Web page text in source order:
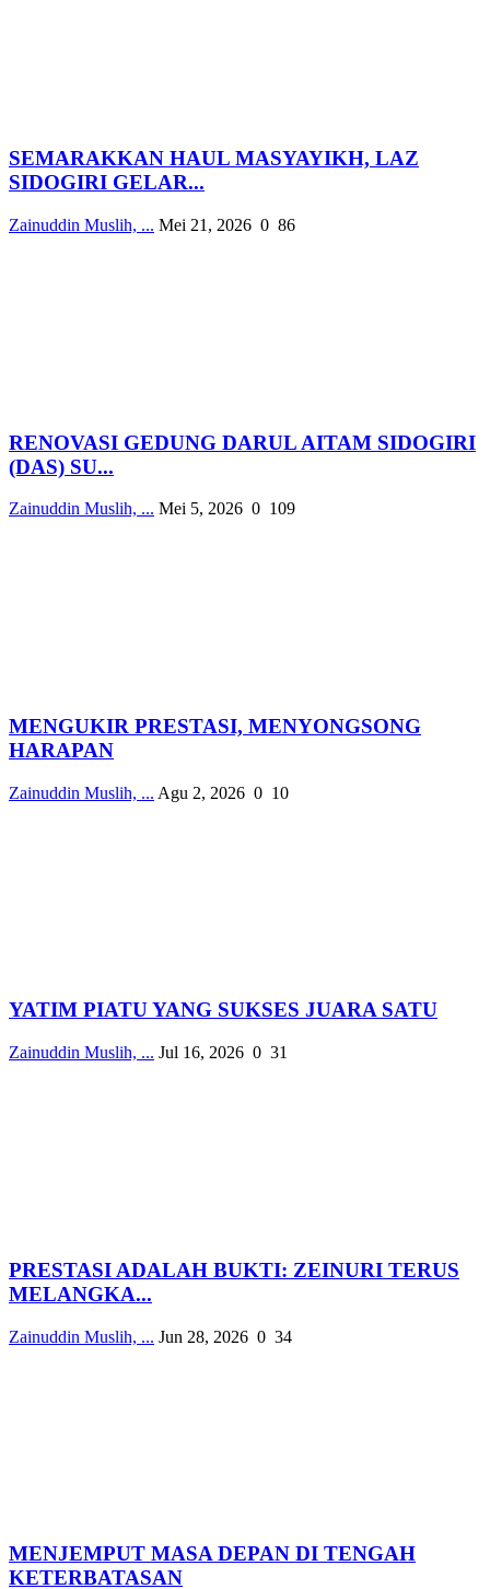
SEMARAKKAN HAUL MASYAYIKH, LAZ
SIDOGIRI GELAR...
Zainuddin Muslih, ... Mei 21, 2026 0 86
RENOVASI GEDUNG DARUL AITAM SIDOGIRI
(DAS) SU...
Zainuddin Muslih, ... Mei 5, 2026 0 109
MENGUKIR PRESTASI, MENYONGSONG
HARAPAN
Zainuddin Muslih, ... Agu 2, 2026 0 10
YATIM PIATU YANG SUKSES JUARA SATU
Zainuddin Muslih, ... Jul 16, 2026 0 31
PRESTASI ADALAH BUKTI: ZEINURI TERUS
MELANGKA...
Zainuddin Muslih, ... Jun 28, 2026 0 34
MENJEMPUT MASA DEPAN DI TENGAH
KETERBATASAN